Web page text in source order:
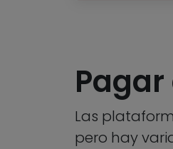
Las
pero hay